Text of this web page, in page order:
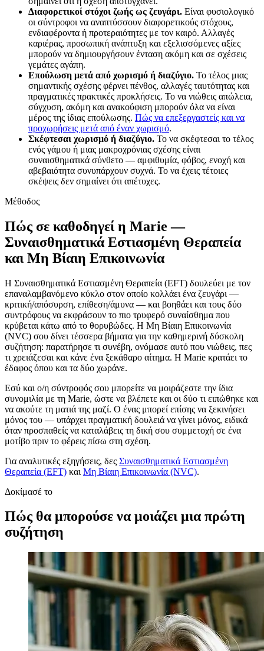
Διαφορετικοί στόχοι ζωής ως ζευγάρι. Είναι φυσιολογικό
οι σύντροφοι να αναπτύσσουν διαφορετικούς στόχους,
ενδιαφέροντα ή προτεραιότητες με τον καιρό. Αλλαγές
καριέρας, προσωπική ανάπτυξη και εξελισσόμενες αξίες
μπορούν να δημιουργήσουν ένταση ακόμη και σε σχέσεις
γεμάτες αγάπη.
Επούλωση μετά από χωρισμό ή διαζύγιο. Το τέλος μιας
σημαντικής σχέσης φέρνει πένθος, αλλαγές ταυτότητας και
πραγματικές πρακτικές προκλήσεις. Το να νιώθεις απώλεια,
σύγχυση, ακόμη και ανακούφιση μπορούν όλα να είναι
μέρος της ίδιας επούλωσης. Πώς να επεξεργαστείς και να
προχωρήσεις μετά από έναν χωρισμό.
Σκέφτεσαι χωρισμό ή διαζύγιο. Το να σκέφτεσαι το τέλος
ενός γάμου ή μιας μακροχρόνιας σχέσης είναι
συναισθηματικά σύνθετο — αμφιθυμία, φόβος, ενοχή και
αβεβαιότητα συνυπάρχουν συχνά. Το να έχεις τέτοιες
σκέψεις δεν σημαίνει ότι απέτυχες.
Μέθοδος
Πώς σε καθοδηγεί η Marie —
Συναισθηματικά Εστιασμένη Θεραπεία
και Μη Βίαιη Επικοινωνία
Η Συναισθηματικά Εστιασμένη Θεραπεία (EFT) δουλεύει με τον
επαναλαμβανόμενο κύκλο στον οποίο κολλάει ένα ζευγάρι —
κριτική/απόσυρση, επίθεση/άμυνα — και βοηθάει και τους δύο
συντρόφους να εκφράσουν το πιο τρυφερό συναίσθημα που
κρύβεται κάτω από το θορυβώδες. Η Μη Βίαιη Επικοινωνία
(NVC) σου δίνει τέσσερα βήματα για την καθημερινή δύσκολη
συζήτηση: παρατήρησε τι συνέβη, ονόμασε αυτό που νιώθεις, πες
τι χρειάζεσαι και κάνε ένα ξεκάθαρο αίτημα. Η Marie κρατάει το
έδαφος όπου και τα δύο χωράνε.
Εσύ και ο/η σύντροφός σου μπορείτε να μοιράζεστε την ίδια
συνομιλία με τη Marie, ώστε να βλέπετε και οι δύο τι ειπώθηκε και
να ακούτε τη ματιά της μαζί. Ο ένας μπορεί επίσης να ξεκινήσει
μόνος του — υπάρχει πραγματική δουλειά να γίνει μόνος, ειδικά
όταν προσπαθείς να καταλάβεις τη δική σου συμμετοχή σε ένα
μοτίβο πριν το φέρεις πίσω στη σχέση.
Για αναλυτικές εξηγήσεις, δες Συναισθηματικά Εστιασμένη
Θεραπεία (EFT) και Μη Βίαιη Επικοινωνία (NVC).
Δοκίμασέ το
Πώς θα μπορούσε να μοιάζει μια πρώτη
συζήτηση